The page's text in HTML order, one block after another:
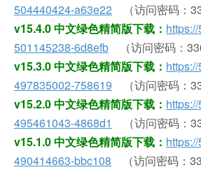
504440424-a63e22 （访问密码：
v15.4.0 中文绿色精简版下载：
501145238-6d8efb （访问密码：
v15.3.0 中文绿色精简版下载：
497835002-758619 （访问密码：
v15.2.0 中文绿色精简版下载：
495461043-4868d1
（访问密码：
v15.1.0 中文绿色精简版下载：
490414663-bbc108 （访问密码：